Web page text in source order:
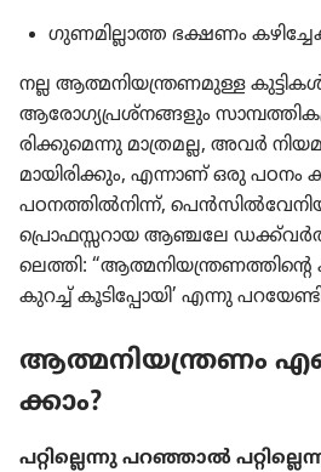
ഗുണമി​ല്ലാത്ത ഭക്ഷണം
നല്ല ആത്മനി​യ​ന്ത്ര​ണ​മുള്ള
ആരോ​ഗ്യ​പ്ര​ശ്‌ന​ങ്ങ​ളും
രി​ക്കു​മെന്നു മാത്രമല്ല, അവർ
മാ​യി​രി​ക്കും, എന്നാണ്‌ ഒരു
പഠനത്തിൽനിന്ന്‌,
പ്രൊ​ഫ​സ്സ​റായ ആഞ്ചലേ
ലെത്തി:
കുറച്ച്‌ കൂടി​പ്പോ​യി’ എന്നു
ആത്മനി​യ​ന്ത്രണം
ക്കാം?
പറ്റി​ല്ലെന്നു പറഞ്ഞാൽ